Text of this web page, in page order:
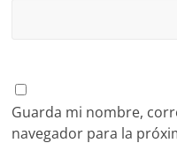
Guarda mi nombre,
navegador para la